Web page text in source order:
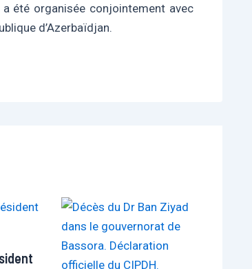
été organisée conjointement avec
d’Azerbaïdjan.